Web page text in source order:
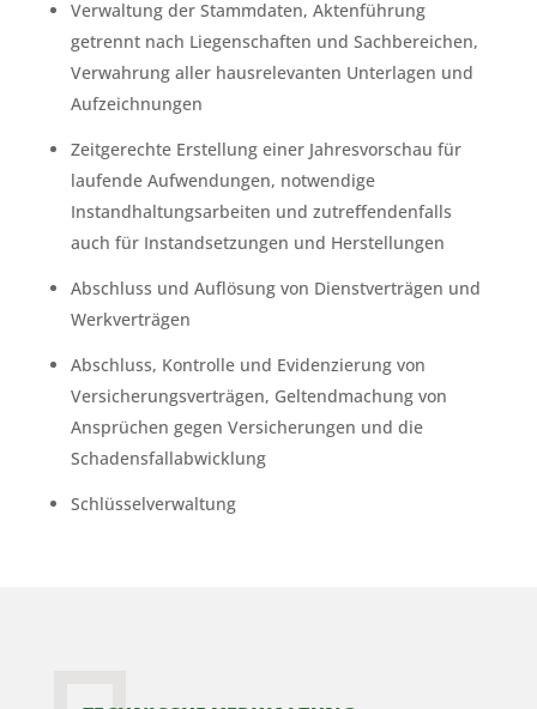
Verwaltung der Stammdaten, Aktenführung
getrennt nach Liegenschaften und Sachbereichen,
Verwahrung aller hausrelevanten Unterlagen und
Aufzeichnungen
Zeitgerechte Erstellung einer Jahresvorschau für
laufende Aufwendungen, notwendige
Instandhaltungsarbeiten und zutreffendenfalls
auch für Instandsetzungen und Herstellungen
Abschluss und Auflösung von Dienstverträgen und
Werkverträgen
Abschluss, Kontrolle und Evidenzierung von
Versicherungsverträgen, Geltendmachung von
Ansprüchen gegen Versicherungen und die
Schadensfallabwicklung
Schlüsselverwaltung